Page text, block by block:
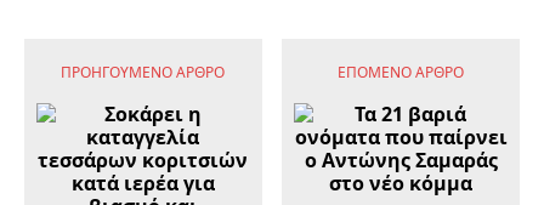
ΠΡΟΗΓΟΎΜΕΝΟ ΆΡΘΡΟ ΕΠΌΜΕΝΟ ΆΡΘΡΟ